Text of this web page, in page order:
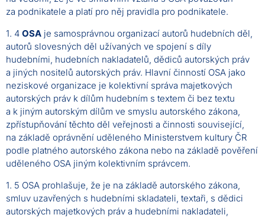
za podnikatele a platí pro něj pravidla pro podnikatele.
1. 4 OSA je samosprávnou organizací autorů hudebních děl,
autorů slovesných děl užívaných ve spojení s díly
hudebními, hudebních nakladatelů, dědiců autorských práv
a jiných nositelů autorských práv. Hlavní činností OSA jako
neziskové organizace je kolektivní správa majetkových
autorských práv k dílům hudebním s textem či bez textu
a k jiným autorským dílům ve smyslu autorského zákona,
zpřístupňování těchto děl veřejnosti a činnosti související,
na základě oprávnění uděleného Ministerstvem kultury ČR
podle platného autorského zákona nebo na základě pověření
uděleného OSA jiným kolektivním správcem.
1. 5 OSA prohlašuje, že je na základě autorského zákona,
smluv uzavřených s hudebními skladateli, textaři, s dědici
autorských majetkových práv a hudebními nakladateli,